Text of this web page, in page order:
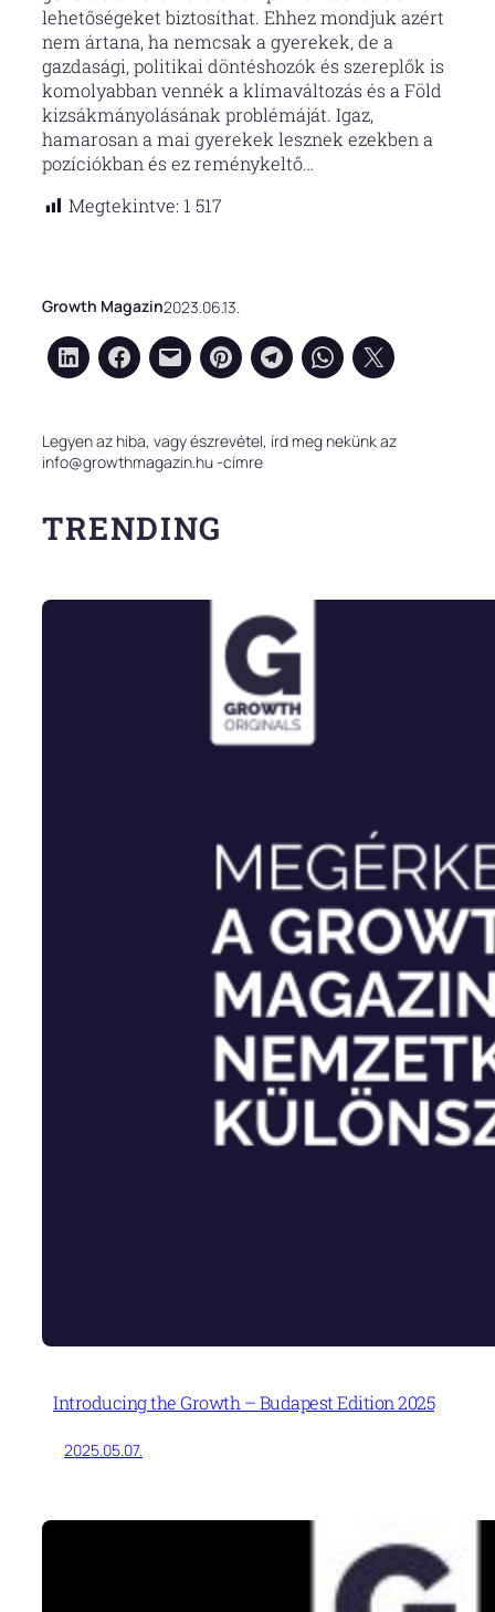
lehetőségeket biztosíthat. Ehhez mondjuk azért
nem ártana, ha nemcsak a gyerekek, de a
gazdasági, politikai döntéshozók és szereplők is
komolyabban vennék a klímaváltozás és a Föld
kizsákmányolásának problémáját. Igaz,
hamarosan a mai gyerekek lesznek ezekben a
pozíciókban és ez reménykeltő…
Megtekintve:1 517
Growth Magazin2023.06.13.
Legyen az hiba, vagy észrevétel, írd meg nekünk az
info@growthmagazin.hu -címre
TRENDING
Introducing the Growth – Budapest Edition 2025
2025.05.07.